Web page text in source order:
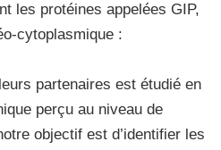
les protéines appelées GIP,
cytoplasmique :
partenaires est étudié en
perçu au niveau de
objectif est d’identifier les